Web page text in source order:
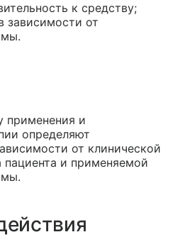
к средству;
зависимости от
применения и
определяют
от клинической
пациента и применяемой